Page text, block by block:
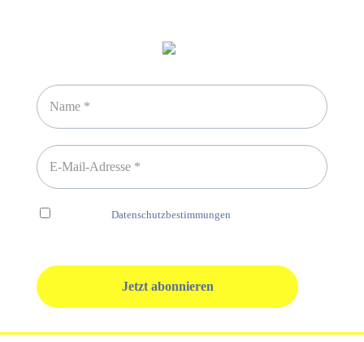
Datenschutzbestimmungen